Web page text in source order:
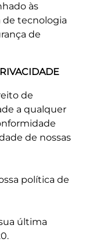
às
de tecnologia
de
de
a qualquer
de nossas
política de
última